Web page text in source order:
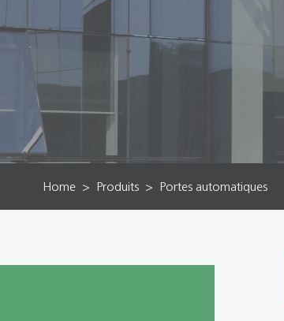
Home Produits Portes automatiques